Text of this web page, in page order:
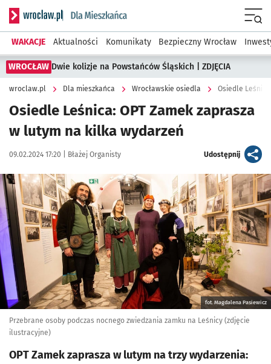
Serwis informacyjny wroclaw.pl podserwis: Dla mieszkańca
WAKACJE Aktualności Komunikaty Bezpieczny Wrocław
WROCŁAW Dwie kolizje na Powstańców Śląskich | ZDJĘCIA
wroclaw.pl Dla mieszkańca Wrocławskie osiedla Osiedle
Osiedle Leśnica: OPT Zamek zaprasza
w lutym na kilka wydarzeń
Data publikacji:
09.02.2024 17:20 | Autor:
Błażej Organisty Udostępnijartykuł
Kliknij, aby powiększyć
fot. Magdalena Pasiewicz
Przebrane osoby podczas nocnego zwiedzania zamku na Leśnicy (zdjęcie
ilustracyjne)
OPT Zamek zaprasza w lutym na trzy wydarzenia: